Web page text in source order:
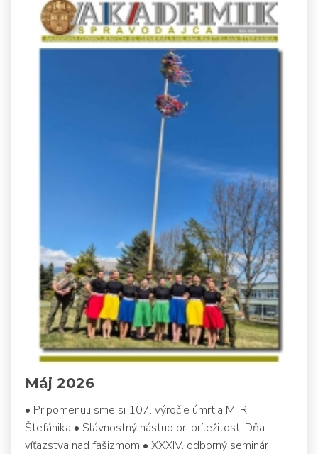
Máj 2026
• Pripomenuli sme si 107. výročie úmrtia M. R.
Štefánika • Slávnostný nástup pri príležitosti Dňa
víťazstva nad fašizmom • XXXIV. odborný seminár